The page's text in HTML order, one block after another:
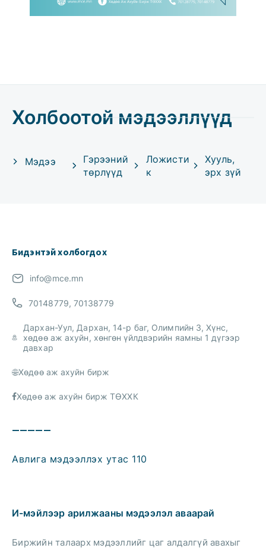
Холбоотой мэдээллүүд
Мэдээ
Гэрээний
төрлүүд
Ложисти
к
Хууль,
эрх зүй
Бидэнтэй холбогдох
info@mce.mn
70148779, 70138779
Дархан-Уул, Дархан, 14-р баг, Олимпийн 3, Хүнс,
хөдөө аж ахуйн, хөнгөн үйлдвэрийн яамны 1 дүгээр
давхар
Хөдөө аж ахуйн бирж
Хөдөө аж ахуйн бирж ТӨХХК
—————
Авлига мэдээллэх утас 110
И-мэйлээр арилжааны мэдээлэл аваарай
Биржийн талаарх мэдээллийг цаг алдалгүй авахыг